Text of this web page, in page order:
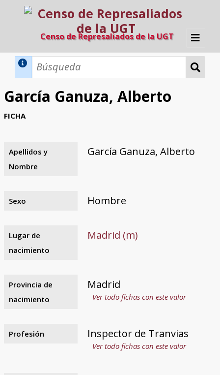
Censo de Represaliados de la UGT
Inicio
Búsqueda Dinámica
Búsqueda Avanzada
Razones y objetivos
El equipo
Colaboradores
Fuentes documentales
García Ganuza, Alberto
FICHA
Apellidos y
Nombre
García Ganuza, Alberto
Sexo Hombre
Lugar de
nacimiento
Madrid (m)
Provincia de
nacimiento
Madrid
Ver todo fichas con este valor
Profesión Inspector de Tranvias
Ver todo fichas con este valor